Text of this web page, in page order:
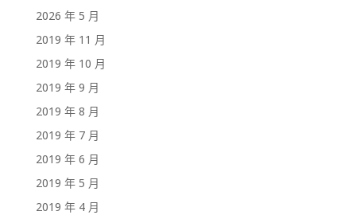
2026 年 5 月
2019 年 11 月
2019 年 10 月
2019 年 9 月
2019 年 8 月
2019 年 7 月
2019 年 6 月
2019 年 5 月
2019 年 4 月